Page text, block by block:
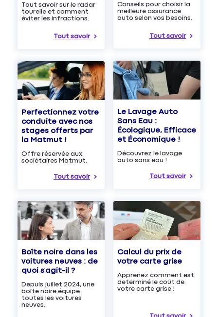
Tout savoir sur le radar
tourelle et comment
éviter les infractions.
Tout savoir
Conseils pour choisir la
meilleure assurance
auto selon vos besoins.
Tout savoir
Perfectionnez votre
conduite avec nos
stages offerts par
la Matmut !
Offre réservée aux
sociétaires Matmut.
Tout savoir
Le Lavage Auto
Sans Eau :
Écologique, Efficace
et Économique !
Découvrez le lavage
auto sans eau !
Tout savoir
Boîte noire dans les
voitures neuves : de
quoi s’agit-il ?
Depuis juillet 2024, une
boîte noire équipe
toutes les voitures
neuves.
Calcul du prix de
votre carte grise
Apprenez comment est
determiné le coût de
votre carte grise !